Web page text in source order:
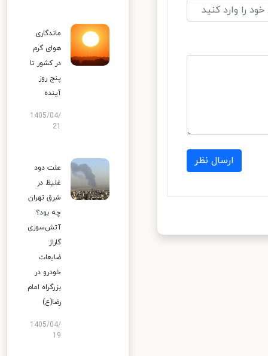
ارسال نظر
ماندگاری
هوای گرم
در کشور تا
پنج روز
آینده
1405/04/
علت دود
غلیظ در
شرق تهران
چه بود؟
آتش‌سوزی
گاراژ
ضایعات
خودرو در
بزرگراه امام
رضا(ع)
1405/04/
19